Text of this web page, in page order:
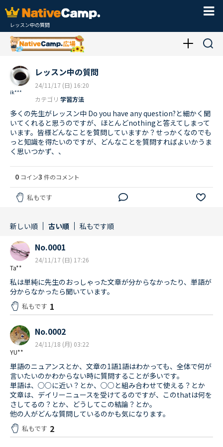
レッスン中の質問
ik***
レッスン中の質問
24/11/17 (日) 16:20
カテゴリ 学習方法
多くの先生がレッスン中 Do you have any question?と細かく聞
いてくれると思うのですが、ほとんどnothingと答えてしまって
います。皆様どんなことを質問していますか？せっかくなのでも
っと知識を得たいのですが、どんなことを質問すればよいかうま
く思いつかず、、
0 コイン3 件のコメント
私もです
新しい順 古い順 私もです順
Ta**
No.0001
24/11/17 (日) 17:26
私は単純に先生のおっしゃった文章が分からなかったり、単語が
分からなかったら聞いています。
私もです 1
YU**
No.0002
24/11/18 (月) 03:22
単語のニュアンスとか、文章の1語1語はわかっても、全体で何が
言いたいのかわからない時に質問することが多いです。
単語は、○○に近い？とか、○○と組み合わせて使える？とか
文章は、デイリーニュースを受けてるのですが、このthatは何を
さしてるの？とか、どうしてこの結論？とか。
他の人がどんな質問しているのかも気になります。
私もです 2